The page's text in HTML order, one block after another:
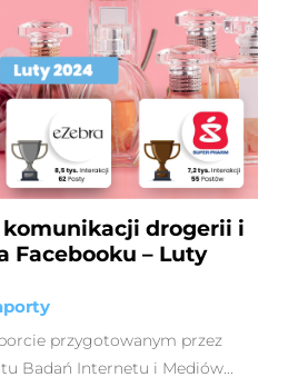
komunikacji drogerii i
Facebooku – Luty
przygotowanym przez
Badań Internetu i Mediów...